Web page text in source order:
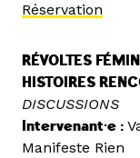
Réservation
RÉVOLTES
HISTOIRES
DISCUSSIONS
Intervenant·e :
Manifeste Rien